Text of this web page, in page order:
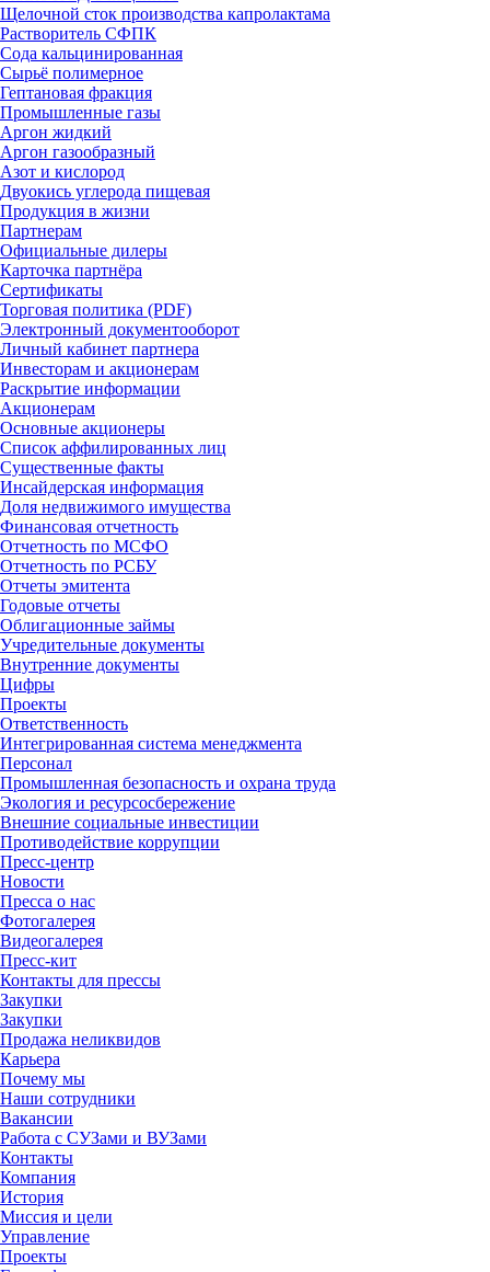
Щелочной сток производства капролактама
Растворитель СФПК
Сода кальцинированная
Сырьё полимерное
Гептановая фракция
Промышленные газы
Аргон жидкий
Аргон газообразный
Азот и кислород
Двуокись углерода пищевая
Продукция в жизни
Партнерам
Официальные дилеры
Карточка партнёра
Сертификаты
Торговая политика (PDF)
Электронный документооборот
Личный кабинет партнера
Инвесторам и акционерам
Раскрытие информации
Акционерам
Основные акционеры
Список аффилированных лиц
Существенные факты
Инсайдерская информация
Доля недвижимого имущества
Финансовая отчетность
Отчетность по МСФО
Отчетность по РСБУ
Отчеты эмитента
Годовые отчеты
Облигационные займы
Учредительные документы
Внутренние документы
Цифры
Проекты
Ответственность
Интегрированная система менеджмента
Персонал
Промышленная безопасность и охрана труда
Экология и ресурсосбережение
Внешние социальные инвестиции
Противодействие коррупции
Пресс-центр
Новости
Пресса о нас
Фотогалерея
Видеогалерея
Пресс-кит
Контакты для прессы
Закупки
Закупки
Продажа неликвидов
Карьера
Почему мы
Наши сотрудники
Вакансии
Работа с СУЗами и ВУЗами
Контакты
Компания
История
Миссия и цели
Управление
Проекты